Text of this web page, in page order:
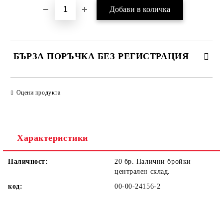
БЪРЗА ПОРЪЧКА БЕЗ РЕГИСТРАЦИЯ
Оцени продукта
Характеристики
Наличност:
20 бр. Налични бройки
централен склад.
код:
00-00-24156-2